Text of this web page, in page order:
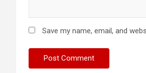
Save my name, email, and